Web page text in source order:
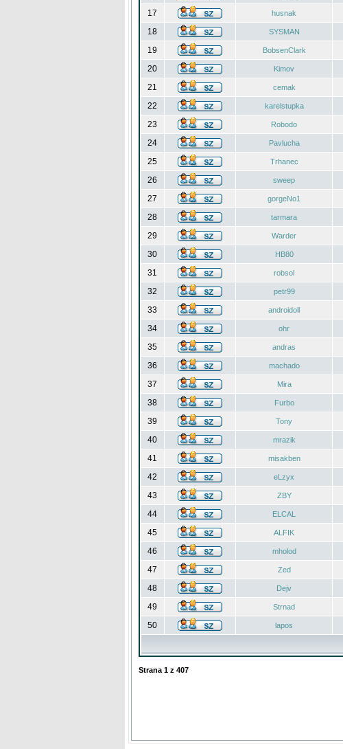
17
husnak
18
SYSMAN
19
BobsenClark
20
Kimov
21
cemak
22
karelstupka
23
Robodo
24
Pavlucha
25
Trhanec
26
sweep
27
gorgeNo1
28
tarmara
29
Warder
30
HB80
31
robsol
32
petr99
33
androidoll
34
ohr
35
andras
36
machado
37
Mira
38
Furbo
39
Tony
40
mrazik
41
misakben
42
eLzyx
43
ZBY
44
ELCAL
45
ALFIK
46
mholod
47
Zed
48
Dejv
49
Strnad
50
lapos
Strana 1 z 407